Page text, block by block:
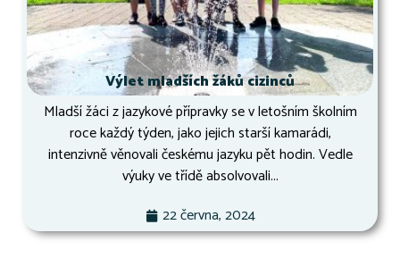
Výlet mladších žáků cizinců
Mladší žáci z jazykové přípravky se v letošním školním
roce každý týden, jako jejich starší kamarádi,
intenzivně věnovali českému jazyku pět hodin. Vedle
výuky ve třídě absolvovali...
22 června, 2024